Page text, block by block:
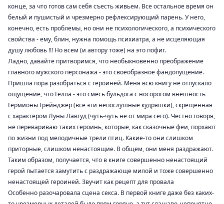
конце, за что готов сам себя съесть живьем. Все остальное время он
белый и пушистый и чрезмерно рефлексирующий парень. У него,
конечно, есть проблемы, но они не психологического, а психического
свойства - ему, блин, нужна помощь психиатра, а не исцеляющая
душу любовь !!! Но всем (и автору тоже) на это пофиг.
Ладно, давайте притворимся, что необыкновенно преображение
главного мужского персонажа - это своеобразное фандопущение.
Пришла пора разобраться с героиней. Меня всю книгу не отпускало
ощущение, что Гелла - этосмесь бульдога с носорогом внешность
Гермионы Грейнджер (все эти непослушные кудряшки), скрещенная
с характером Луны Лавгуд (чуть-чуть не от мира сего). Честно говоря,
не перевариваю таких героинь, которые, как сказочные феи, порхают
по жизни под мелодичные трели птиц. Какие-то они слишком
приторные, слишком ненастоящие. В общем, они меня раздражают.
Таким образом, получается, что в книге совершенно ненастоящий
герой пытается замутить с раздражающе милой и тоже совершенно
ненастоящей героиней. Звучит как рецепт для провала ️
Особенно разочаровала сцена секса. В первой книге даже без каких-